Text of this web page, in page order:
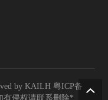
by KAILH粤ICP备
有侵权请联系删除*